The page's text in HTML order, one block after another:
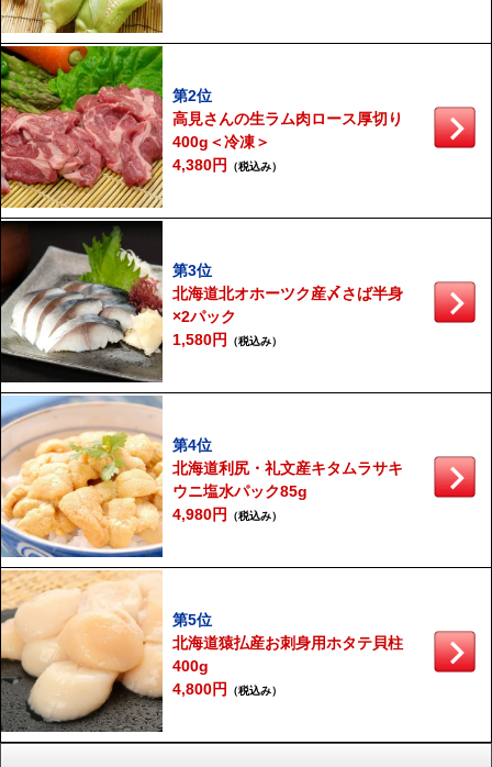
第2位
高見さんの生ラム肉ロース厚切り
400g＜冷凍＞
4,380円
（税込み）
第3位
北海道北オホーツク産〆さば半身
×2パック
1,580円
（税込み）
第4位
北海道利尻・礼文産キタムラサキ
ウニ塩水パック85g
4,980円
（税込み）
第5位
北海道猿払産お刺身用ホタテ貝柱
400g
4,800円
（税込み）